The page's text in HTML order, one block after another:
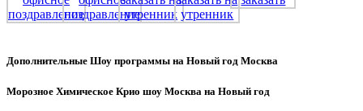
Дополнительные Шоу программы на Новый год Москва
Морозное Химическое Крио шоу Москва на Новый год